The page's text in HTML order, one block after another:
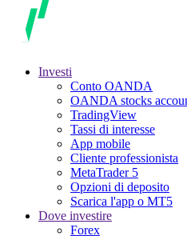
Investi
Conto OANDA
OANDA stocks
TradingView
Tassi di interesse
App mobile
Cliente professionista
MetaTrader 5
Opzioni di deposito
Scarica l'app o MT5
Dove investire
Forex